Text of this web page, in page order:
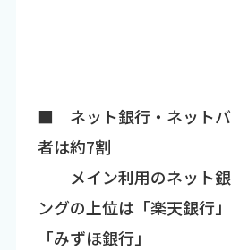
■ ネット銀行・ネットバ
者は約7割
メイン利用のネット銀
ングの上位は「楽天銀行
「みずほ銀行」